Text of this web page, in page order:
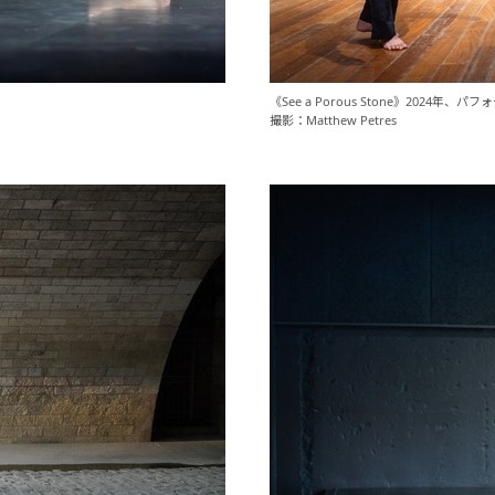
《See a Porous Stone》2024年、パフ
撮影：Matthew Petres